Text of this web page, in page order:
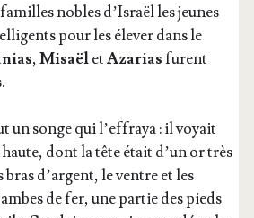
nobles d’Is­raël les jeunes
pour les éle­ver dans le
,MisaëletAza­riasfurent
un songe qui l’ef­fraya : il voyait
dont la tête était d’un or très
d’argent, le ventre et les
de fer, une par­tie des pieds